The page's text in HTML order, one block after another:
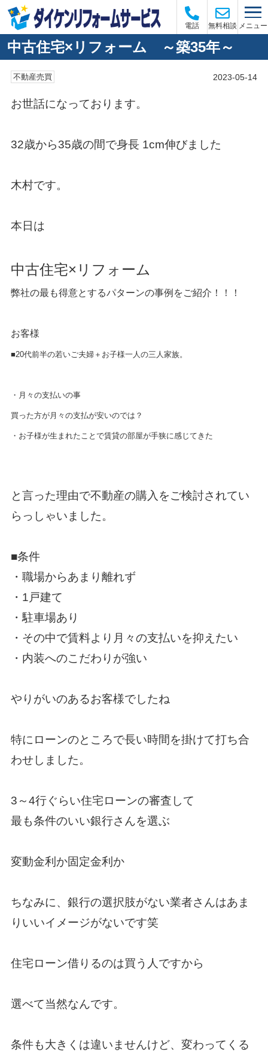
電話 無料相談 メニュー
中古住宅×リフォーム ～築35年～
不動産売買 2023-05-14
お世話になっております。
32歳から35歳の間で身長 1cm伸びました
木村です。
本日は
中古住宅×リフォーム
弊社の最も得意とするパターンの事例をご紹介！！！
お客様
■20代前半の若いご夫婦＋お子様一人の三人家族。
・月々の支払いの事
買った方が月々の支払が安いのでは？
・お子様が生まれたことで賃貸の部屋が手狭に感じてきた
と言った理由で不動産の購入をご検討されてい
らっしゃいました。
■条件
・職場からあまり離れず
・1戸建て
・駐車場あり
・その中で賃料より月々の支払いを抑えたい
・内装へのこだわりが強い
やりがいのあるお客様でしたね
特にローンのところで長い時間を掛けて打ち合
わせしました。
3～4行ぐらい住宅ローンの審査して
最も条件のいい銀行さんを選ぶ
変動金利か固定金利か
ちなみに、銀行の選択肢がない業者さんはあま
りいいイメージがないです笑
住宅ローン借りるのは買う人ですから
選べて当然なんです。
条件も大きくは違いませんけど、変わってくる